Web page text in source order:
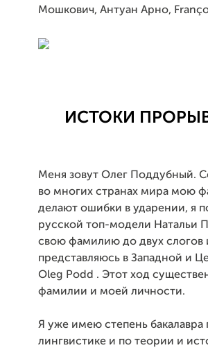
Мошкович, Антуан Арно,
ИСТОКИ
Меня зовут Олег Поддубный.
во многих странах мира мою
делают ошибки в ударении, я
русской топ-модели Натальи
свою фамилию до двух слогов
представляюсь в Западной и
Oleg Podd . Этот ход
фамилии и моей личности.
Я уже имею степень
лингвистике и по теории и